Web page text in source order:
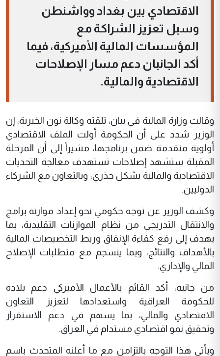
الاقتصادي بين بغداد وواشنطن
وسبل تعزيز الشراكة مع
المؤسسات المالية الأميركية، فيما
أكد الجانبان دعم مسار الإصلاحات
الاقتصادية والمالية.
وقالت وزارة المالية في بيان، تلقته وكالة نون الخبرية، إن
الوزير شدد على أن الحكومة أولت الملف الاقتصادي
أولوية متقدمة ضمن برنامجها، مشيراً إلى أن المرحلة
المقبلة ستشهد إصلاحات تستهدف معالجة التحديات
الاقتصادية والمالية بشكل جذري، وبالتعاون مع الشركاء
الدوليين.
وكشف الوزير عن توجه حكومي نحو إعداد موازنة برامج
والانتقال التدريجي من نظام الموازنات التقليدية، بما
يهدف إلى رفع كفاءة الإنفاق وربط التخصيصات المالية
بالأهداف والنتائج، وبما ينسجم مع متطلبات الإصلاح
المالي والإداري.
من جانبه، أكد القائم بالأعمال الأميركي دعم بلاده
للحكومة العراقية واستعدادها لتعزيز التعاون
الاقتصادي والمالي، بما يسهم في دعم الاستقرار
وتحقيق نمو اقتصادي مستدام في العراق.
ويأتي هذا التوجه بالتزامن مع ما أعلنه المتحدث باسم